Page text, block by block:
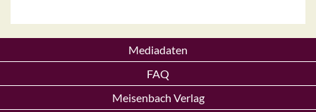
Mediadaten
FAQ
Meisenbach Verlag